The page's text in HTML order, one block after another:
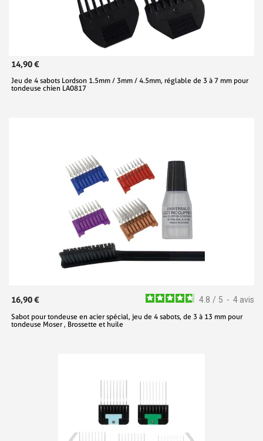
14,90 €
Jeu de 4 sabots Lordson 1.5mm / 3mm / 4.5mm, réglable de 3 à 7 mm pour
tondeuse chien LA0817
4.8 / 5 - 4 avis
16,90 €
Sabot pour tondeuse en acier spécial, jeu de 4 sabots, de 3 à 13 mm pour
tondeuse Moser , Brossette et huile